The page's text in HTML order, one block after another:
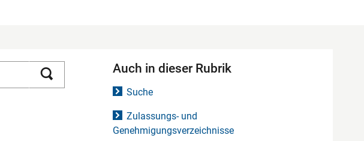
Auch in dieser Rubrik
Suche
Zulassungs- und
Genehmigungsverzeichnisse